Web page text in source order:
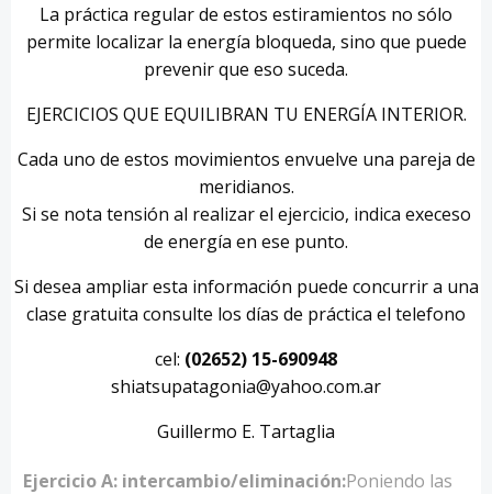
La práctica regular de estos estiramientos no sólo
permite localizar la energía bloqueda, sino que puede
prevenir que eso suceda.
EJERCICIOS QUE EQUILIBRAN TU ENERGÍA INTERIOR.
Cada uno de estos movimientos envuelve una pareja de
meridianos.
Si se nota tensión al realizar el ejercicio, indica execeso
de energía en ese punto.
Si desea ampliar esta información puede concurrir a una
clase gratuita consulte los días de práctica el telefono
cel: (02652) 15-690948
shiatsupatagonia@yahoo.com.ar
Guillermo E. Tartaglia
Ejercicio A: intercambio/eliminación:Poniendo las